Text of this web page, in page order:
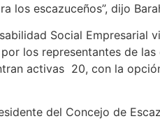
los escazuceños”, dijo
Social Empresarial
los representantes de
activas 20, con la
del Concejo de